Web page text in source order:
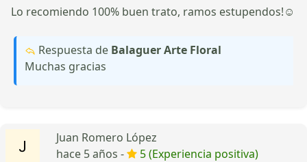
Lo recomiendo 100% buen trato, ramos estupendos!☺️
Respuesta de Balaguer Arte Floral
Muchas gracias
Juan Romero López
hace 5 años -
5 (Experiencia positiva)